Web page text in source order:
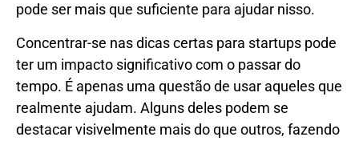
pode ser mais que suficiente para ajudar nisso.
Concentrar-se nas dicas certas para startups pode
ter um impacto significativo com o passar do
tempo. É apenas uma questão de usar aqueles que
realmente ajudam. Alguns deles podem se
destacar visivelmente mais do que outros, fazendo